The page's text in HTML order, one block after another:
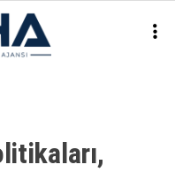
24.6°
ANKARA